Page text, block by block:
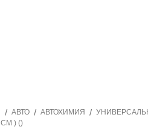
АВТО АВТОХИМИЯ
CM ) ()